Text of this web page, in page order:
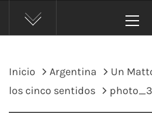
Inicio Argentina
Un
los cinco sentidos